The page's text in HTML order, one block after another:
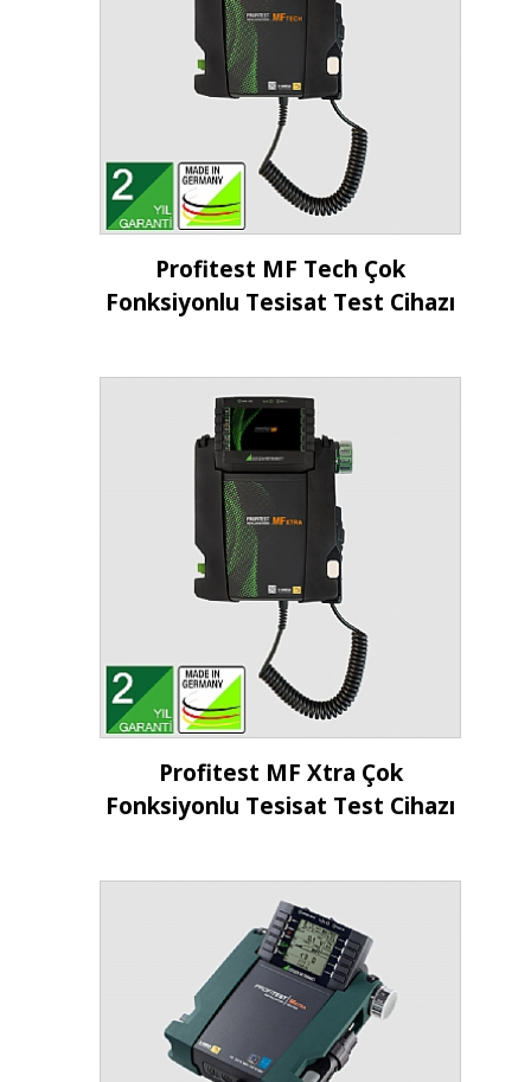
İncele
Profitest MF Tech Çok
Fonksiyonlu Tesisat Test Cihazı
İncele
Profitest MF Xtra Çok
Fonksiyonlu Tesisat Test Cihazı